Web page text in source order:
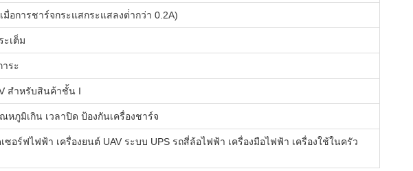
อการชาร์จกระแสกระแสลงต่ํากว่า 0.2A)
ะเต็ม
าระ
สําหรับสินค้าชั้น I
ภูมิเกิน เวลาปิด ป้องกันเครื่องชาร์จ
อร์ฟไฟฟ้า เครื่องยนต์ UAV ระบบ UPS รถสี่ล้อไฟฟ้า เครื่องมือไฟฟ้า เครื่องใช้ในครัว